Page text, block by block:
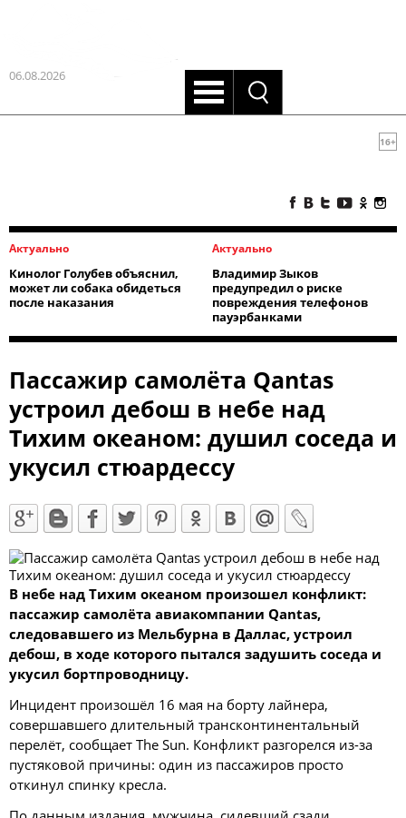
06.08.2026
16+
Актуально
Кинолог Голубев объяснил,
может ли собака обидеться
после наказания
Актуально
Владимир Зыков
предупредил о риске
повреждения телефонов
пауэрбанками
Пассажир самолёта Qantas
устроил дебош в небе над
Тихим океаном: душил соседа и
укусил стюардессу
В небе над Тихим океаном произошел конфликт:
пассажир самолёта авиакомпании Qantas,
следовавшего из Мельбурна в Даллас, устроил
дебош, в ходе которого пытался задушить соседа и
укусил бортпроводницу.
Инцидент произошёл 16 мая на борту лайнера,
совершавшего длительный трансконтинентальный
перелёт, сообщает The Sun. Конфликт разгорелся из-за
пустяковой причины: один из пассажиров просто
откинул спинку кресла.